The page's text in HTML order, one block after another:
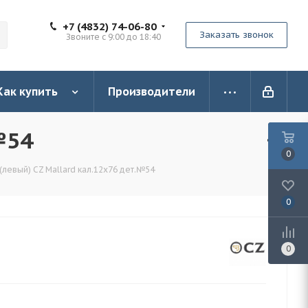
+7 (4832) 74-06-80
Звоните с 9:00 до 18:40 Заказать звонок
купить Производители
CZ Mallard кал.12х76 дет.№54
0
0
0